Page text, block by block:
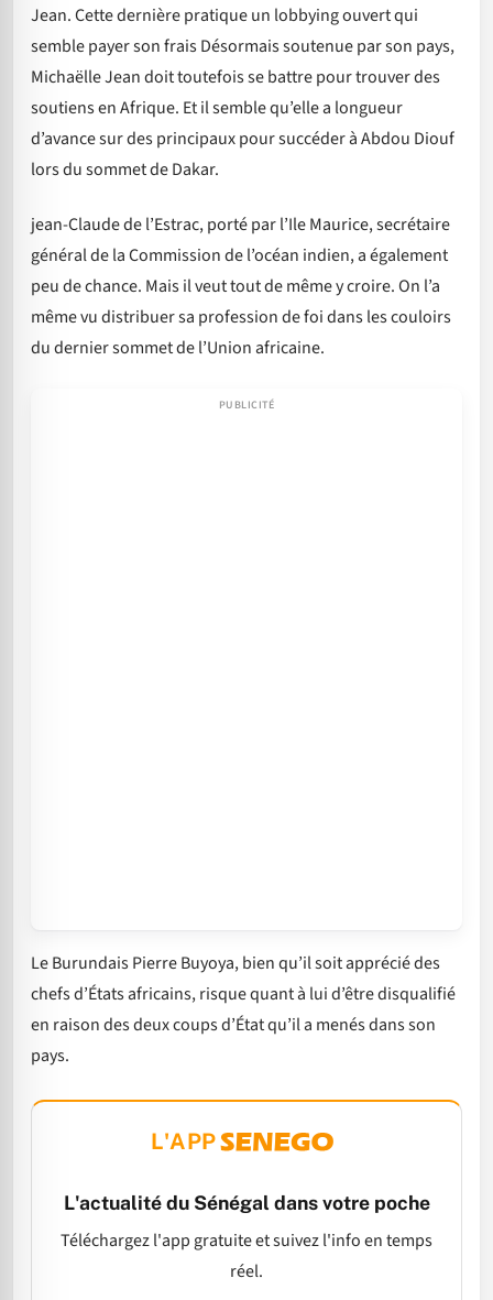
Jean. Cette dernière pratique un lobbying ouvert qui
semble payer son frais Désormais soutenue par son pays,
Michaëlle Jean doit toutefois se battre pour trouver des
soutiens en Afrique. Et il semble qu’elle a longueur
d’avance sur des principaux pour succéder à Abdou Diouf
lors du sommet de Dakar.
jean-Claude de l’Estrac, porté par l’Ile Maurice, secrétaire
général de la Commission de l’océan indien, a également
peu de chance. Mais il veut tout de même y croire. On l’a
même vu distribuer sa profession de foi dans les couloirs
du dernier sommet de l’Union africaine.
Le Burundais Pierre Buyoya, bien qu’il soit apprécié des
chefs d’États africains, risque quant à lui d’être disqualifié
en raison des deux coups d’État qu’il a menés dans son
pays.
L'APP
L'actualité du Sénégal dans votre poche
Téléchargez l'app gratuite et suivez l'info en temps
réel.